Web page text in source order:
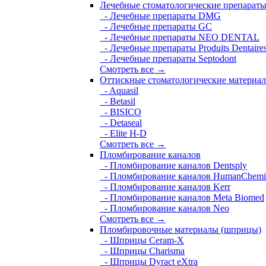
Лечебные стоматологические препараты
- Лечебные препараты DMG
- Лечебные препараты GC
- Лечебные препараты NEO DENTAL
- Лечебные препараты Produits
- Лечебные препараты Septodont
Смотреть все →
Оттискные стоматологические
- Aquasil
- Betasil
- BISICO
- Detaseal
- Elite H-D
Смотреть все →
Пломбирование каналов
- Пломбирование каналов Dentsply
- Пломбирование каналов
- Пломбирование каналов Kerr
- Пломбирование каналов Meta Biomed
- Пломбирование каналов Neo
Смотреть все →
Пломбировочные материалы (шприцы)
- Шприцы Ceram-X
- Шприцы Charisma
- Шприцы Dyract eXtra